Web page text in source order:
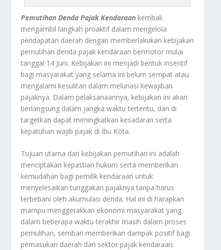
Pemutihan Denda Pajak Kendaraan kembali
mengambil langkah proaktif dalam mengelola
pendapatan daerah dengan memberlakukan kebijakan
pemutihan denda pajak kendaraan bermotor mulai
tanggal 14 Juni. Kebijakan ini menjadi bentuk insentif
bagi masyarakat yang selama ini belum sempat atau
mengalami kesulitan dalam melunasi kewajiban
pajaknya. Dalam pelaksanaannya, kebijakan ini akan
berlangsung dalam jangka waktu tertentu, dan di
targetkan dapat meningkatkan kesadaran serta
kepatuhan wajib pajak di Ibu Kota.
Tujuan utama dari kebijakan pemutihan ini adalah
menciptakan kepastian hukum serta memberikan
kemudahan bagi pemilik kendaraan untuk
menyelesaikan tunggakan pajaknya tanpa harus
terbebani oleh akumulasi denda. Hal ini di harapkan
mampu menggerakkan ekonomi masyarakat yang
dalam beberapa waktu terakhir masih dalam proses
pemulihan, sembari memberikan dampak positif bagi
pemasukan daerah dari sektor pajak kendaraan.